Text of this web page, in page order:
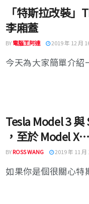
「特斯拉改裝」
李廂蓋
BY電腦王阿達 2019 年 12 月
今天為大家簡單介紹
Tesla Model 3
，至於 Model X…
BYROSS WANG 2019 年 11 月
如果你是個很關心特